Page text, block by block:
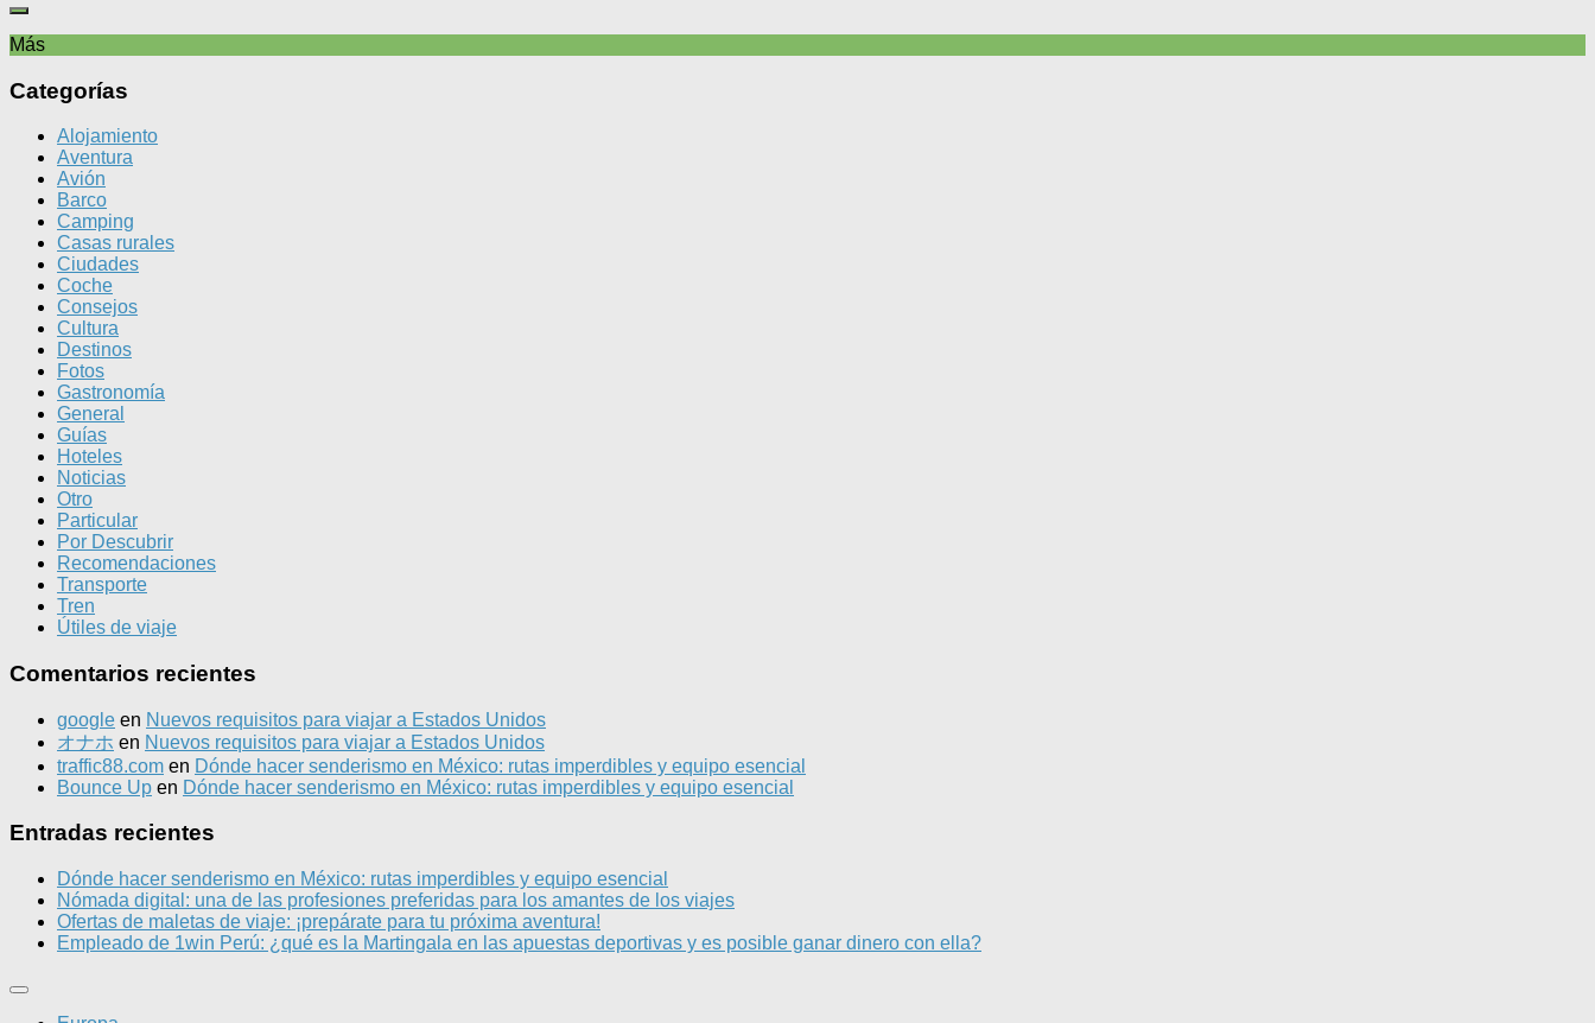
Más
Categorías
Alojamiento
Aventura
Avión
Barco
Camping
Casas rurales
Ciudades
Coche
Consejos
Cultura
Destinos
Fotos
Gastronomía
General
Guías
Hoteles
Noticias
Otro
Particular
Por Descubrir
Recomendaciones
Transporte
Tren
Útiles de viaje
Comentarios recientes
google en Nuevos requisitos para viajar a Estados Unidos
オナホ en Nuevos requisitos para viajar a Estados Unidos
traffic88.com en Dónde hacer senderismo en México: rutas imperdibles y equipo esencial
Bounce Up en Dónde hacer senderismo en México: rutas imperdibles y equipo esencial
Entradas recientes
Dónde hacer senderismo en México: rutas imperdibles y equipo esencial
Nómada digital: una de las profesiones preferidas para los amantes de los viajes
Ofertas de maletas de viaje: ¡prepárate para tu próxima aventura!
Empleado de 1win Perú: ¿qué es la Martingala en las apuestas deportivas y es posible ganar dinero con ella?